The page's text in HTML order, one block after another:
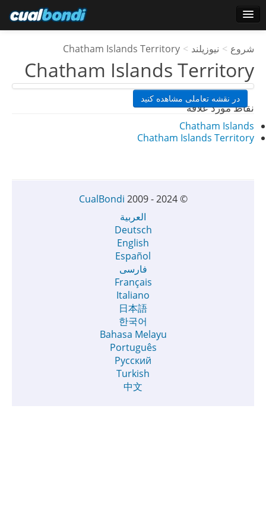
کاربران ستاره
نظرسنجی
شروع > نیوزیلند >
Chatham Islands Territory
Chatham Islands Territory
در نقشه تعاملی مشاهده کنید
نقاط مورد علاقه
Chatham Islands
Chatham Islands Territory
©
CualBondi 2009 - 2024
العربية
Deutsch
English
Español
فارسی
Français
Italiano
日本語
한국어
Bahasa Melayu
Português
Русский
Turkish
中文